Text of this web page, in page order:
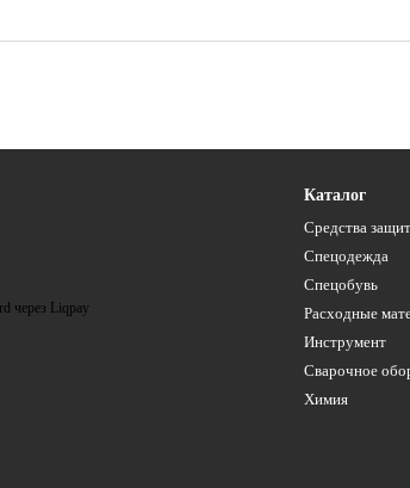
Каталог
Средства
Спецодежда
Спецобувь
Расходные
Инструмент
Сварочное
Химия